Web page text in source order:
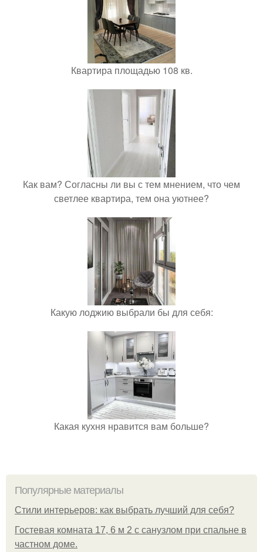
Квартира площадью 108 кв.
Как вам? Согласны ли вы с тем мнением, что чем
светлее квартира, тем она уютнее?
Какую лоджию выбрали бы для себя:
Какая кухня нравится вам больше?
Популярные материалы
Стили интерьеров: как выбрать лучший для себя?
Гостевая комната 17, 6 м 2 с санузлом при спальне в
частном доме.